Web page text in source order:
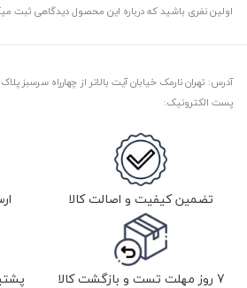
اولین نفری باشید که درباره این محصول دیدگاهی ثبت
پست الکترونیک:
تضمین کیفیت و اصالت کالا
7 روز مهلت تست و بازگشت کالا